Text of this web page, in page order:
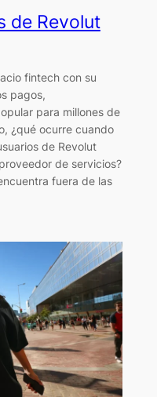
de Revolut
fintech con su
pagos,
para millones de
¿qué ocurre cuando
de Revolut
de servicios?
fuera de las